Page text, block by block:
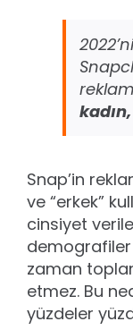
Snap’in
ve “erkek”
cinsiyet
demografiler
zaman
etmez. Bu
yüzdeler